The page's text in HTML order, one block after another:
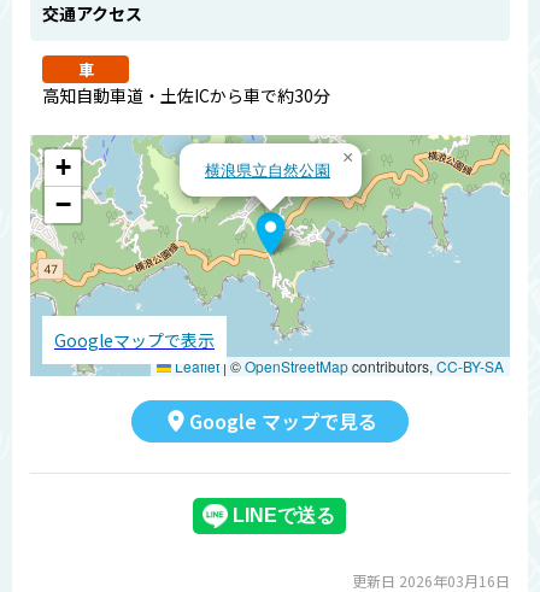
交通アクセス
車
高知自動車道・土佐ICから車で約30分
横浪県立自然公園
×
+
−
Leaflet | ©OpenStreetMapcontributors, CC-BY-SA
Googleマップで表示
Google マップで見る
更新日 2026年03月16日